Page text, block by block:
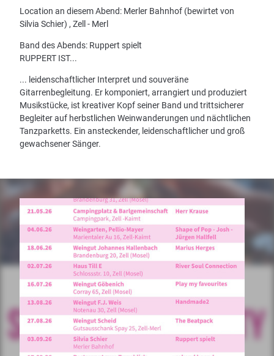
Location an diesem Abend: Merler Bahnhof (bewirtet von
Silvia Schier) , Zell - Merl
Band des Abends: Ruppert spielt
RUPPERT IST...
... leidenschaftlicher Interpret und souveräne
Gitarrenbegleitung. Er komponiert, arrangiert und produziert
Musikstücke, ist kreativer Kopf seiner Band und trittsicherer
Begleiter auf herbstlichen Weinwanderungen und nächtlichen
Tanzparketts. Ein ansteckender, leidenschaftlicher und groß
gewachsener Sänger.